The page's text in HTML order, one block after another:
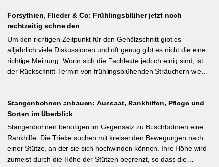
interessant: Der Artikel diskutiert, wann bei Freilandtomaten das
Ausgeizen kontraproduktiv ist – etwa bei buschigen Sorten, die
von Seitentrieben profitieren.
% der Blüten werden zu Früchten, ein rechtzeitiges Eingreifen vor
dem Junifall beugt der Alternanz (Abwechslung von
Ertragsjahren) vor. Für Äpfel und Birnen gilt: max. zwei kräftige
Früchte pro Fruchtbüschel, Abstand mindestens eine Handbreit.
Früchte in Schattenzonen vollständig entfernen.
Forsythien, Flieder & Co: Frühlingsblüher jetzt noch
rechtzeitig schneiden
Um den richtigen Zeitpunkt für den Gehölzschnitt gibt es
alljährlich viele Diskussionen und oft genug gibt es nicht die eine
richtige Meinung. Worin sich die Fachleute jedoch einig sind, ist
der Rückschnitt-Termin von frühlingsblühenden Sträuchern wie
Flieder und Zierkirsche bilden ihre Blütenknospen für das nächste
Jahr im Sommer. Der Schnitt direkt nach der Blüte (bei Flieder:
sofort nach dem Verblühen!) ist die letzte Chance – wer jetzt noch
nicht geschnitten hat, sollte spätestens in den nächsten zwei
Wochen ran. Das Grundprinzip: Überflüssige alte Triebe
bodennah entfernen, damit das neue Holz ausreifen kann.
Stangenbohnen anbauen: Aussaat, Rankhilfen, Pflege und
Sorten im Überblick
Stangenbohnen benötigen im Gegensatz zu Buschbohnen eine
Rankhilfe. Die Triebe suchen mit kreisenden Bewegungen nach
einer Stütze, an der sie sich hochwinden können. Ihre Höhe wird
zumeist durch die Höhe der Stützen begrenzt, so dass die